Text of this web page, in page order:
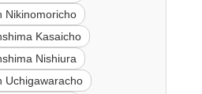
Nikinomoricho
Kasaicho
Nishiura
Uchigawaracho